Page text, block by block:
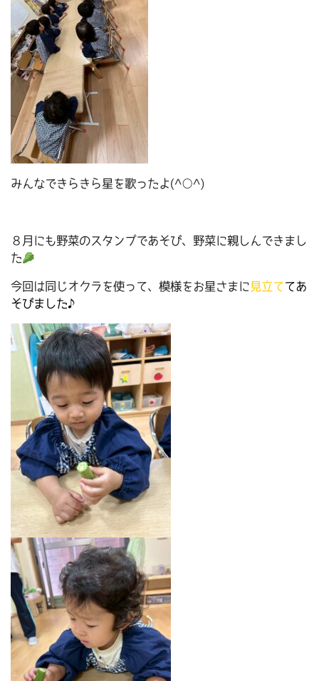
みんなできらきら星を歌ったよ(^○^)
８月にも野菜のスタンプであそび、野菜に親しんできまし
た
今回は同じオクラを使って、模様をお星さまに見立ててあ
そびました♪